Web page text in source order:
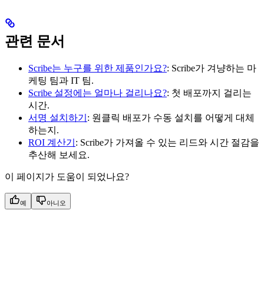
관련 문서
Scribe는 누구를 위한 제품인가요?: Scribe가 겨냥하는 마
케팅 팀과 IT 팀.
Scribe 설정에는 얼마나 걸리나요?: 첫 배포까지 걸리는
시간.
서명 설치하기 : 원클릭 배포가 수동 설치를 어떻게 대체
하는지.
ROI 계산기 : Scribe가 가져올 수 있는 리드와 시간 절감을
추산해 보세요.
이 페이지가 도움이 되었나요?
예 아니오